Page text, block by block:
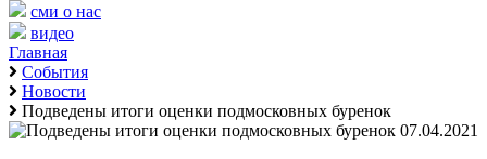
сми о нас
видео
Главная
События
Новости
Подведены итоги оценки подмосковных буренок
07.04.2021